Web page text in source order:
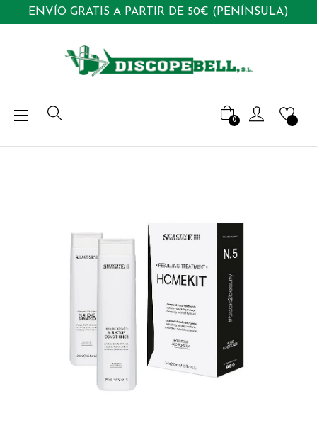
ENVÍO GRATIS A PARTIR DE 50€ (PENÍNSULA)
0
Navegación
palanca
☰